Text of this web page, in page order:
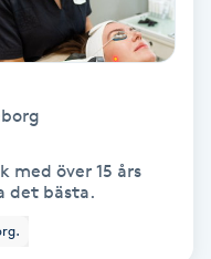
med över 15 års
det bästa.